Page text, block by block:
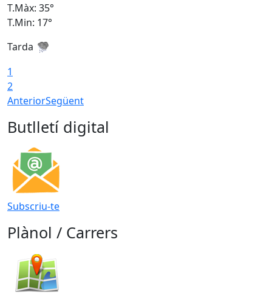
T.Màx: 35°
T.Min: 17°
Tarda
1
2
AnteriorSegüent
Butlletí digital
Subscriu-te
Plànol / Carrers